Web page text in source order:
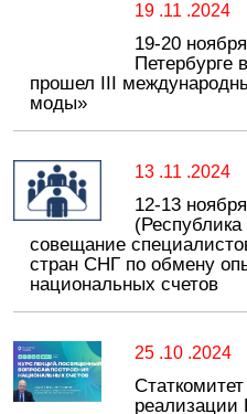
19 .11 .2024
19-20
Петербурге
прошел III
моды»
13 .11 .2024
12-13
(Республика
совещание
стран СНГ по обмену
национальных счетов
25 .10 .2024
реализации